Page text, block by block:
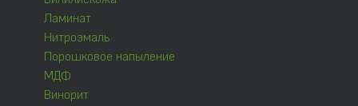
Ламинат
Нитроэмаль
Порошковое напыление
МДФ
Винорит